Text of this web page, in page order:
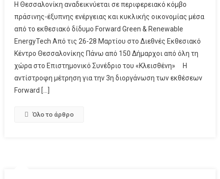
Η Θεσσαλονίκη αναδεικνύεται σε περιφερειακό κόμβο
πράσινης-έξυπνης ενέργειας και κυκλικής οικονομίας μέσα
από το εκθεσιακό δίδυμο Forward Green & Renewable
EnergyTech Από τις 26-28 Μαρτίου στο Διεθνές Εκθεσιακό
Κέντρο Θεσσαλονίκης Πάνω από 150 Δήμαρχοι από όλη τη
χώρα στο Επιστημονικό Συνέδριο του «Κλεισθένη» Η
αντίστροφη μέτρηση για την 3η διοργάνωση των εκθέσεων
Forward […]
Όλο το άρθρο